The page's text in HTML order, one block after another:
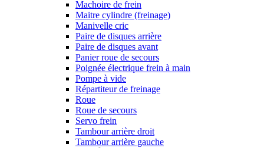
Machoire de frein
Maitre cylindre (freinage)
Manivelle cric
Paire de disques arrière
Paire de disques avant
Panier roue de secours
Poignée électrique frein à main
Pompe à vide
Répartiteur de freinage
Roue
Roue de secours
Servo frein
Tambour arrière droit
Tambour arrière gauche